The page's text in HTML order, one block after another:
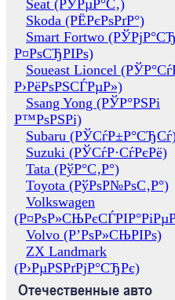
Seat (РЎРµР°С‚)
Skoda (РЁРєРѕРґР°)
Smart Fortwo
Р¤РѕСЂРІРѕ)
Soueast Lioncel
Р›РёРѕРЅСЃРµР»)
Ssang Yong (РЎР°РЅРі
Р™РѕРЅРі)
Subaru
Suzuki (РЎСѓР·СѓРєРё)
Tata (РўР°С‚Р°)
Toyota (РўРѕР№РѕС‚Р°)
Volkswagen
Volvo (Р’РѕР»СЊРІРѕ)
ZX Landmark
(Р›РµРЅРґРјР°СЂРє)
Отечественные авто